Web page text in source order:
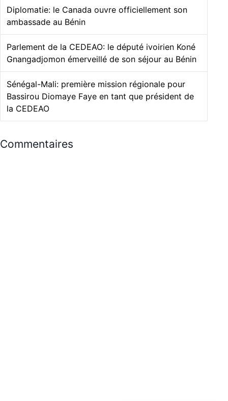
Diplomatie: le Canada ouvre officiellement son
ambassade au Bénin
Parlement de la CEDEAO: le député ivoirien Koné
Gnangadjomon émerveillé de son séjour au Bénin
Sénégal-Mali: première mission régionale pour
Bassirou Diomaye Faye en tant que président de
la CEDEAO
Commentaires